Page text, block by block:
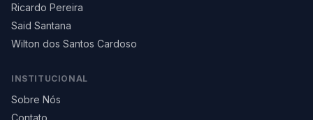
Ricardo Pereira
Said Santana
Wilton dos Santos Cardoso
INSTITUCIONAL
Sobre Nós
Contato